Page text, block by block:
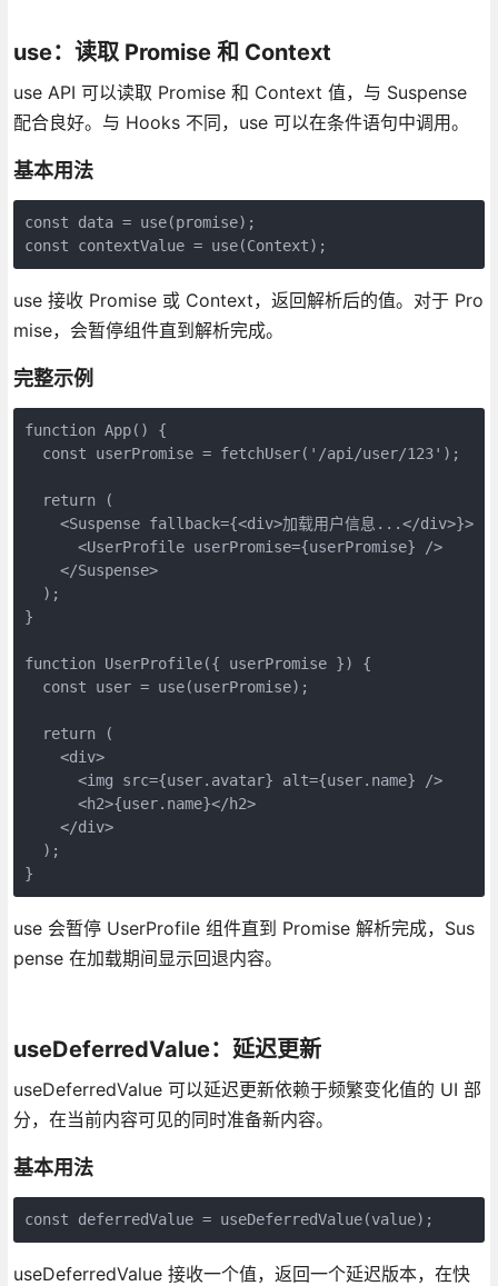
use：读取 Promise 和 Context
use API 可以读取 Promise 和 Context 值，与 Suspense
配合良好。与 Hooks 不同，use 可以在条件语句中调用。
基本用法
const data = use(promise);
const contextValue = use(Context);
use 接收 Promise 或 Context，返回解析后的值。对于 Pro
mise，会暂停组件直到解析完成。
完整示例
function App() {
  const userPromise = fetchUser('/api/user/123');
  return (
    <Suspense fallback={<div>加载用户信息...</div>}>
      <UserProfile userPromise={userPromise} />
    </Suspense>
  );
}
function UserProfile({ userPromise }) {
  const user = use(userPromise);
  return (
    <div>
      <img src={user.avatar} alt={user.name} />
      <h2>{user.name}</h2>
    </div>
  );
}
use 会暂停 UserProfile 组件直到 Promise 解析完成，Sus
pense 在加载期间显示回退内容。
useDeferredValue：延迟更新
useDeferredValue 可以延迟更新依赖于频繁变化值的 UI 部
分，在当前内容可见的同时准备新内容。
基本用法
const deferredValue = useDeferredValue(value);
useDeferredValue 接收一个值，返回一个延迟版本，在快